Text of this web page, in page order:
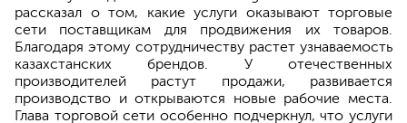
рассказал о том, какие услуги оказывают торговые
сети поставщикам для продвижения их товаров.
Благодаря этому сотрудничеству растет узнаваемость
казахстанских брендов. У отечественных
производителей растут продажи, развивается
производство и открываются новые рабочие места.
Глава торговой сети особенно подчеркнул, что услуги